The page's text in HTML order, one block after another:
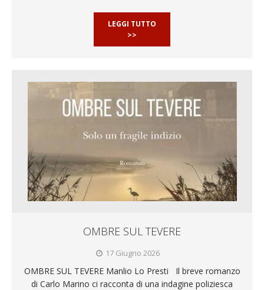
LEGGI TUTTO
>>
OMBRE SUL TEVERE
17 Giugno 2026
OMBRE SUL TEVERE Manlio Lo Presti Il breve romanzo
di Carlo Marino ci racconta di una indagine poliziesca